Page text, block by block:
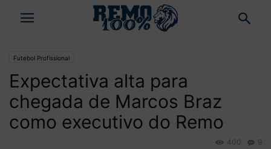
Futebol Profissional
Expectativa alta para
chegada de Marcos Braz
como executivo do Remo
9
400